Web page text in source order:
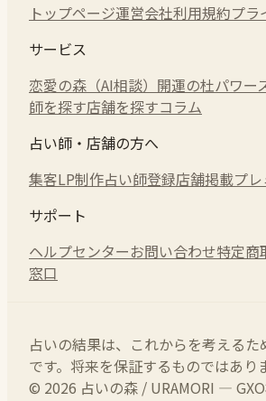
トップページ運営会社利用規約プラ
サービス
恋愛の森（AI相談） 開運の杜パワー
師を探す店舗を探すコラム
占い師・店舗の方へ
集客LP制作占い師登録店舗掲載プ
サポート
ヘルプセンターお問い合わせ特定商
窓口
占いの結果は、これからを考えるた
です。将来を保証するものではあり
© 2026 占いの森 / URAMORI —